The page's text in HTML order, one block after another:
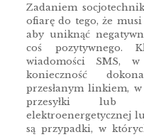
Zadaniem
ofiarę do tego, że
aby uniknąć
coś pozytywnego.
wiadomości SMS,
konieczność
przesłanym linkiem,
przesyłki lub
elektroenergetycznej
są przypadki, w